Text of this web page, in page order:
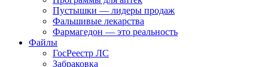
Пустышки — лидеры продаж
Фальшивые лекарства
Фармагедон — это реальность
Файлы
ГосРеестр ЛС
Забраковка